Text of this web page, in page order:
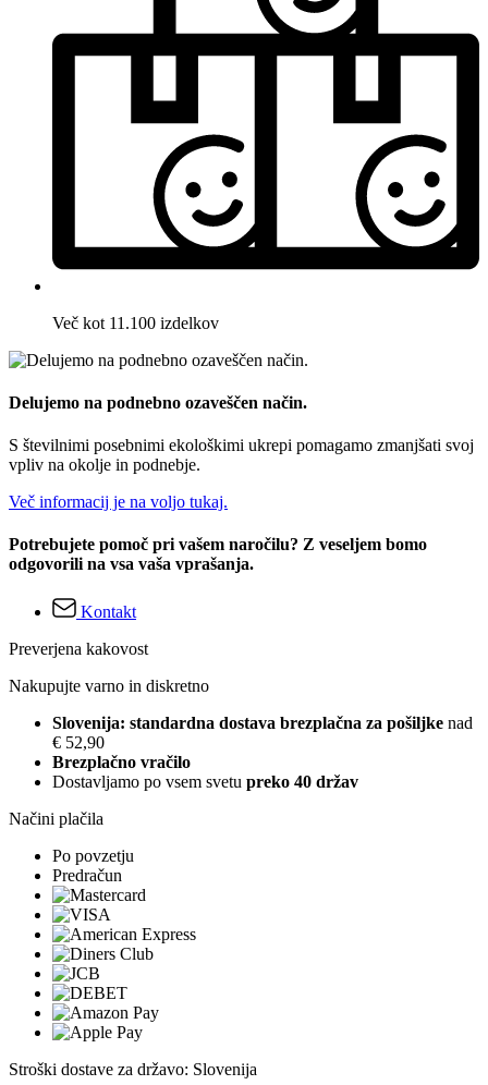
Več kot 11.100 izdelkov
Delujemo na podnebno ozaveščen način.
S številnimi posebnimi ekološkimi ukrepi pomagamo zmanjšati svoj
vpliv na okolje in podnebje.
Več informacij je na voljo tukaj.
Potrebujete pomoč pri vašem naročilu? Z veseljem bomo
odgovorili na vsa vaša vprašanja.
Kontakt
Preverjena kakovost
Nakupujte varno in diskretno
Slovenija: standardna dostava brezplačna za pošiljke nad
€ 52,90
Brezplačno vračilo
Dostavljamo po vsem svetu preko 40 držav
Načini plačila
Po povzetju
Predračun
Stroški dostave za državo: Slovenija